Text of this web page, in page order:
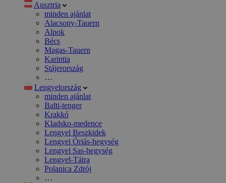
Ausztria
minden ajánlat
Alacsony-Tauern
Alpok
Bécs
Magas-Tauern
Karintia
Stájerország
…
Lengyelország
minden ajánlat
Balti-tenger
Krakkó
Kladsko-medence
Lengyel Beszkidek
Lengyel Óriás-hegység
Lengyel Sas-hegység
Lengyel-Tátra
Polanica Zdrój
…